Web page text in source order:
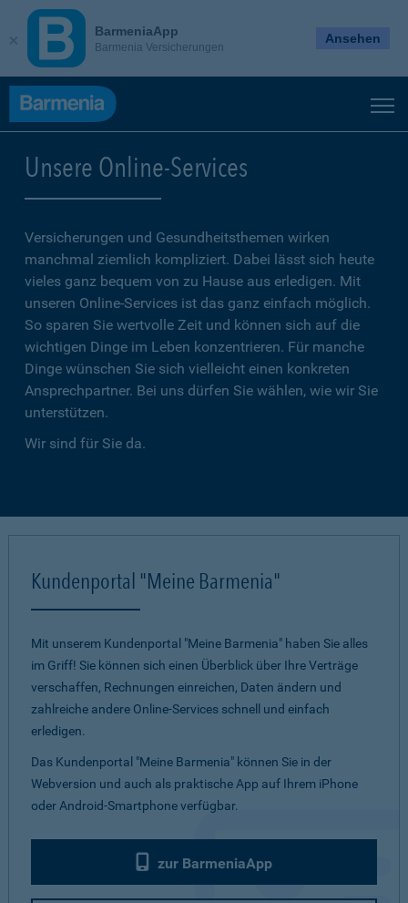
Unsere Online-Services
Versicherungen und Gesundheitsthemen wirken
manchmal ziemlich kompliziert. Dabei lässt sich heute
vieles ganz bequem von zu Hause aus erledigen. Mit
unseren Online-Services ist das ganz einfach möglich.
So sparen Sie wertvolle Zeit und können sich auf die
wichtigen Dinge im Leben konzentrieren. Für manche
Dinge wünschen Sie sich vielleicht einen konkreten
Ansprechpartner. Bei uns dürfen Sie wählen, wie wir Sie
unterstützen.
Wir sind für Sie da.
Kundenportal "Meine Barmenia"
Mit unserem Kundenportal "Meine Barmenia" haben Sie alles
im Griff! Sie können sich einen Überblick über Ihre Verträge
verschaffen, Rechnungen einreichen, Daten ändern und
zahlreiche andere Online-Services schnell und einfach
erledigen.
Das Kundenportal "Meine Barmenia" können Sie in der
Webversion und auch als praktische App auf Ihrem iPhone
oder Android-Smartphone verfügbar.
zur BarmeniaApp
BarmeniaApp
Barmenia Versicherungen
Ansehen